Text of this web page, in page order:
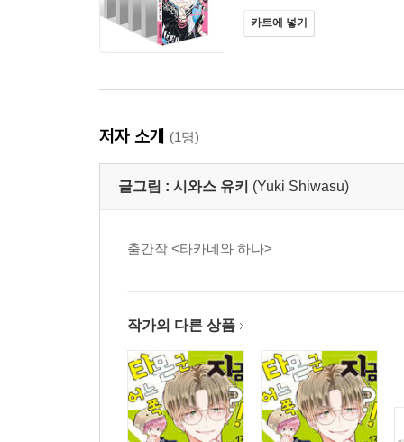
카트에 넣기
저자 소개 (1명)
글그림 : 시와스 유키 (Yuki Shiwasu)
출간작 <타카네와 하나>
작가의 다른 상품